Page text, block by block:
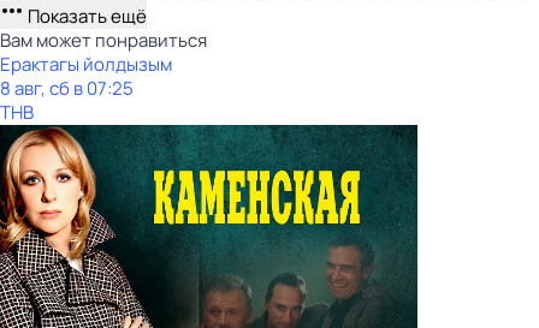
Показать ещё
Вам может понравиться
Ерактагы йолдызым
8 авг, сб в 07:25
ТНВ